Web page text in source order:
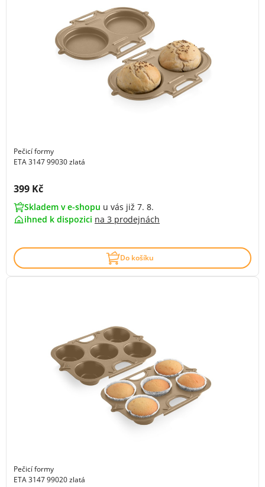
Pečicí formy
ETA 3147 99030 zlatá
Cena s DPH:
399 Kč
Skladem v e-shopu u vás již 7. 8.
ihned k dispozici na 3 prodejnách
Do košíku
Pečicí formy
ETA 3147 99020 zlatá